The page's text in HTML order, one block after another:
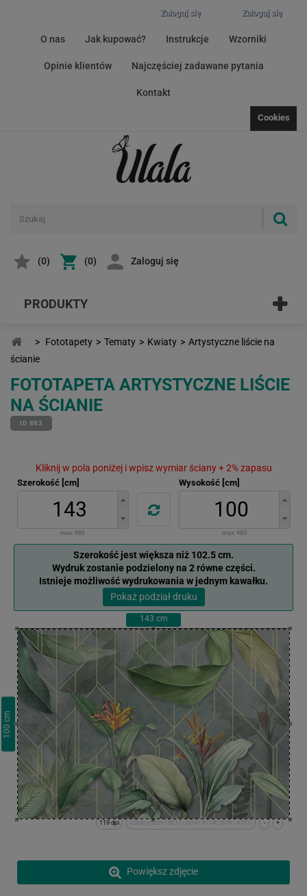
Zaloguj się
Zaloguj się
O nas Jak kupować? Instrukcje Wzorniki
Opinie klientów Najczęściej zadawane pytania
Kontakt
Cookies
(0) (0) Zaloguj się
PRODUKTY
> Fototapety > Tematy > Kwiaty > Artystyczne liście na
ścianie
FOTOTAPETA ARTYSTYCZNE LIŚCIE
NA ŚCIANIE
ID 883
Kliknij w pola poniżej i wpisz wymiar ściany + 2% zapasu
Szerokość [cm]
max: 686
Wysokość [cm]
max: 480
Szerokość jest większa niż 102.5 cm.
Wydruk zostanie podzielony na 2 równe części.
Istnieje możliwość wydrukowania w jednym kawałku.
Pokaż podział druku
143 cm
100
cm
+
-
x:0cm y:0cm | (0,17) (6741,4714) (6741,4731)
119 dpi
Powiększ zdjęcie